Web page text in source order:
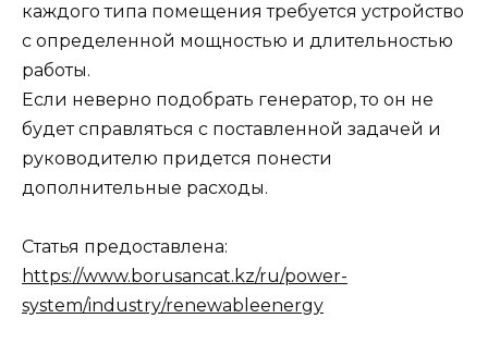
каждого типа помещения требуется устройство
с определенной мощностью и длительностью
работы.
Если неверно подобрать генератор, то он не
будет справляться с поставленной задачей и
руководителю придется понести
дополнительные расходы.
Статья предоставлена:
https://www.borusancat.kz/ru/power-
system/industry/renewableenergy